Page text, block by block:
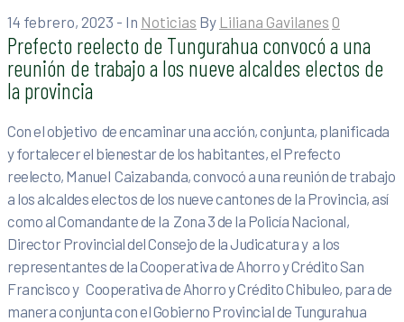
14 febrero, 2023 - In Noticias By Liliana Gavilanes 0
Prefecto reelecto de Tungurahua convocó a una
reunión de trabajo a los nueve alcaldes electos de
la provincia
Con el objetivo de encaminar una acción, conjunta, planificada
y fortalecer el bienestar de los habitantes, el Prefecto
reelecto, Manuel Caizabanda, convocó a una reunión de trabajo
a los alcaldes electos de los nueve cantones de la Provincia, así
como al Comandante de la Zona 3 de la Policía Nacional,
Director Provincial del Consejo de la Judicatura y a los
representantes de la Cooperativa de Ahorro y Crédito San
Francisco y Cooperativa de Ahorro y Crédito Chibuleo, para de
manera conjunta con el Gobierno Provincial de Tungurahua